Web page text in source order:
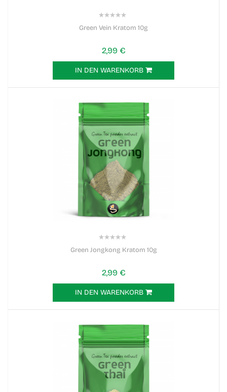
Green Vein Kratom 10g
2,99 €
IN DEN WARENKORB
Green Jongkong Kratom 10g
2,99 €
IN DEN WARENKORB